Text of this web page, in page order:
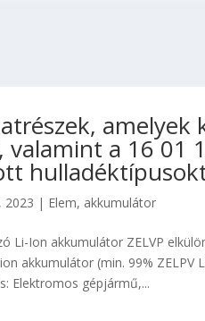
valamint a 16 01
2023 | Elem, akkumulátor
Li-Ion akkumulátor ZELVP
akkumulátor (min. 99%
Elektromos gépjármű,...